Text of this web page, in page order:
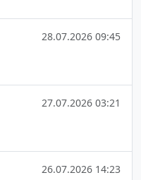
28.07.2026 09:45
27.07.2026 03:21
26.07.2026 14:23